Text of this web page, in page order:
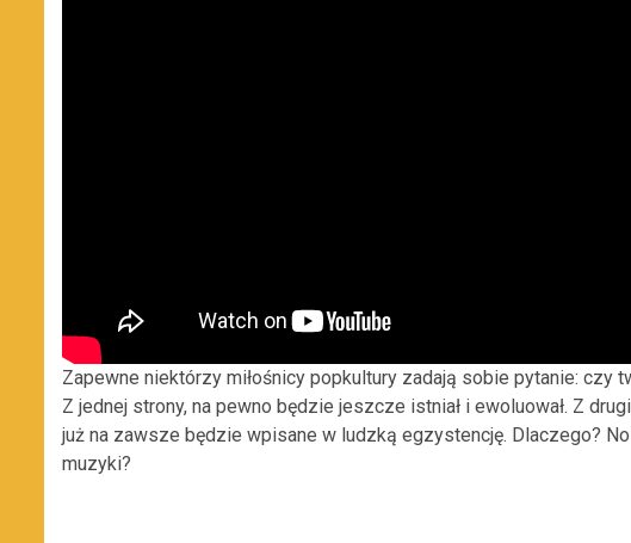
Zapewne niektórzy miłośnicy popkultury zadają sobie pytanie: czy
Z jednej strony, na pewno będzie jeszcze istniał i ewoluował. Z
już na zawsze będzie wpisane w ludzką egzystencję. Dlaczego?
muzyki?